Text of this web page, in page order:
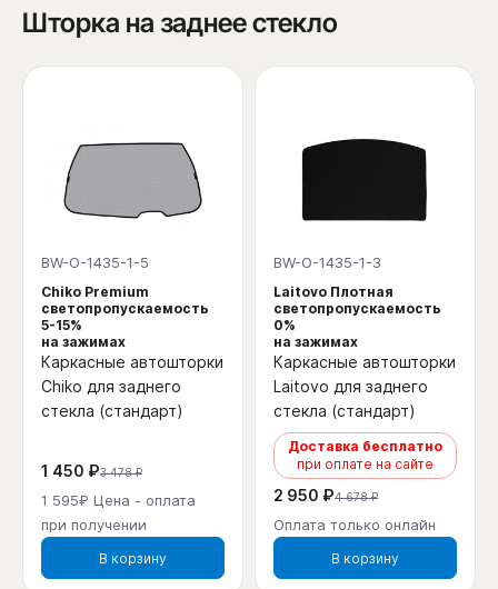
Шторка на заднее стекло
BW-O-1435-1-5
Chiko Premium
светопропускаемость
5-15%
на зажимах
Каркасные автошторки
Chiko для заднего
стекла (стандарт)
1 450 ₽3 478 ₽
1 595₽ Цена - оплата
при получении
В корзину
BW-O-1435-1-3
Laitovo Плотная
светопропускаемость
0%
на зажимах
Каркасные автошторки
Laitovo для заднего
стекла (стандарт)
Доставка бесплатно
при оплате на сайте
2 950 ₽4 678 ₽
Оплата только онлайн
В корзину